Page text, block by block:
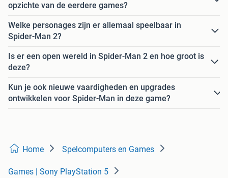
opzichte van de eerdere games?
Welke personages zijn er allemaal speelbaar in
Spider-Man 2?
Is er een open wereld in Spider-Man 2 en hoe groot is
deze?
Kun je ook nieuwe vaardigheden en upgrades
ontwikkelen voor Spider-Man in deze game?
Home Spelcomputers en Games
Games | Sony PlayStation 5